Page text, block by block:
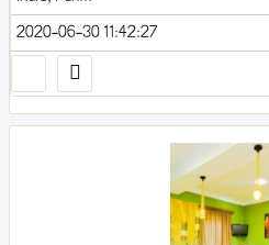
2020-06-30 11:42:27